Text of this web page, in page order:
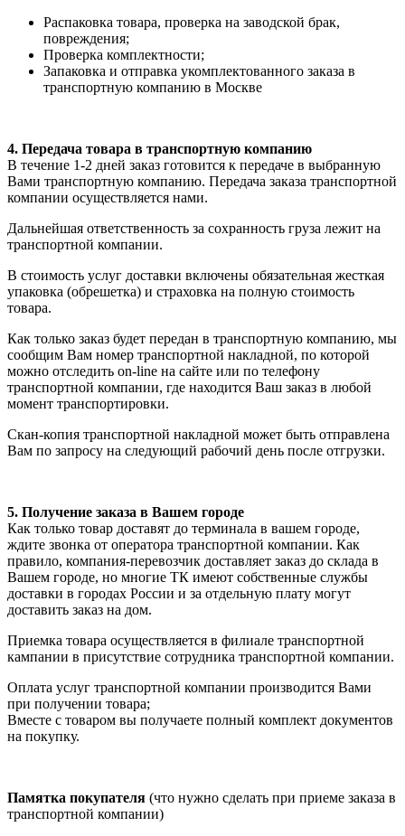
Распаковка товара, проверка на заводской брак,
повреждения;
Проверка комплектности;
Запаковка и отправка укомплектованного заказа в
транспортную компанию в Москве
4. Передача товара в транспортную компанию
В течение 1-2 дней заказ готовится к передаче в выбранную
Вами транспортную компанию. Передача заказа транспортной
компании осуществляется нами.
Дальнейшая ответственность за сохранность груза лежит на
транспортной компании.
В стоимость услуг доставки включены обязательная жесткая
упаковка (обрешетка) и страховка на полную стоимость
товара.
Как только заказ будет передан в транспортную компанию, мы
сообщим Вам номер транспортной накладной, по которой
можно отследить on-line на сайте или по телефону
транспортной компании, где находится Ваш заказ в любой
момент транспортировки.
Скан-копия транспортной накладной может быть отправлена
Вам по запросу на следующий рабочий день после отгрузки.
5. Получение заказа в Вашем городе
Как только товар доставят до терминала в вашем городе,
ждите звонка от оператора транспортной компании. Как
правило, компания-перевозчик доставляет заказ до склада в
Вашем городе, но многие ТК имеют собственные службы
доставки в городах России и за отдельную плату могут
доставить заказ на дом.
Приемка товара осуществляется в филиале транспортной
кампании в присутствие сотрудника транспортной компании.
Оплата услуг транспортной компании производится Вами
при получении товара;
Вместе с товаром вы получаете полный комплект документов
на покупку.
Памятка покупателя (что нужно сделать при приеме заказа в
транспортной компании)